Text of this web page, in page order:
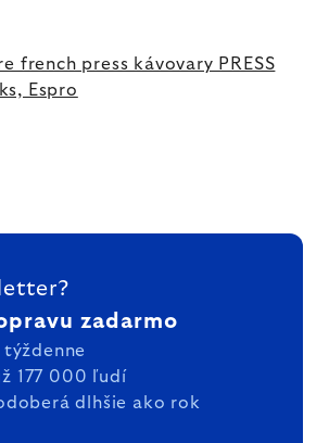
french press kávovary PRESS
Espro
zadarmo
týždenne
177 000 ľudí
dlhšie ako rok